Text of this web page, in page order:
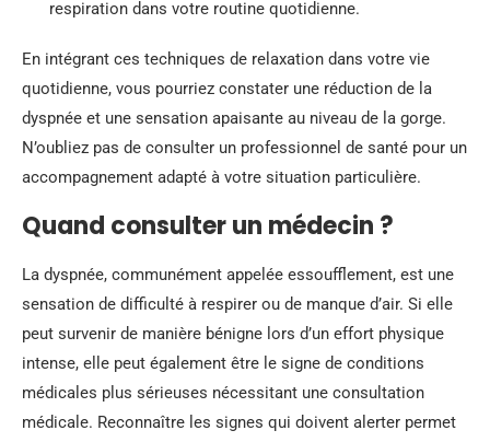
respiration dans votre routine quotidienne.
En intégrant ces techniques de relaxation dans votre vie
quotidienne, vous pourriez constater une réduction de la
dyspnée et une sensation apaisante au niveau de la gorge.
N’oubliez pas de consulter un professionnel de santé pour un
accompagnement adapté à votre situation particulière.
Quand consulter un médecin ?
La dyspnée, communément appelée essoufflement, est une
sensation de difficulté à respirer ou de manque d’air. Si elle
peut survenir de manière bénigne lors d’un effort physique
intense, elle peut également être le signe de conditions
médicales plus sérieuses nécessitant une consultation
médicale. Reconnaître les signes qui doivent alerter permet